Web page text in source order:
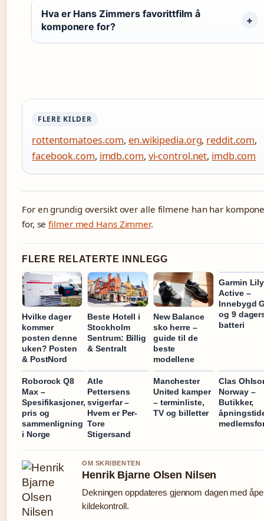
Hva er Hans Zimmers favorittfilm å
komponere for?
FLERE KILDER
rottentomatoes.com, en.wikipedia.org, reddit.com,
facebook.com, imdb.com, vi-control.net, imdb.com
For en grundig oversikt over alle filmene han har
for, sefilmer med Hans Zimmer.
FLERE RELATERTE INNLEGG
Hvilke dager
kommer
posten denne
uken? Posten
& PostNord
Beste Hotell i
Stockholm
Sentrum: Billig
& Sentralt
New Balance
sko herre –
guide til de
beste
modellene
Garmin
Active –
Innebygd
og 9
batteri
Roborock Q8
Max –
Spesifikasjoner,
pris og
sammenligning
i Norge
Atle
Pettersens
svigerfar –
Hvem er Per-
Tore
Stigersand
Manchester
United kamper
– terminliste,
TV og billetter
Clas
Norway –
Butikker,
OM SKRIBENTEN
Henrik Bjarne Olsen Nilsen
Dekningen oppdateres gjennom dagen med
kildekontroll.